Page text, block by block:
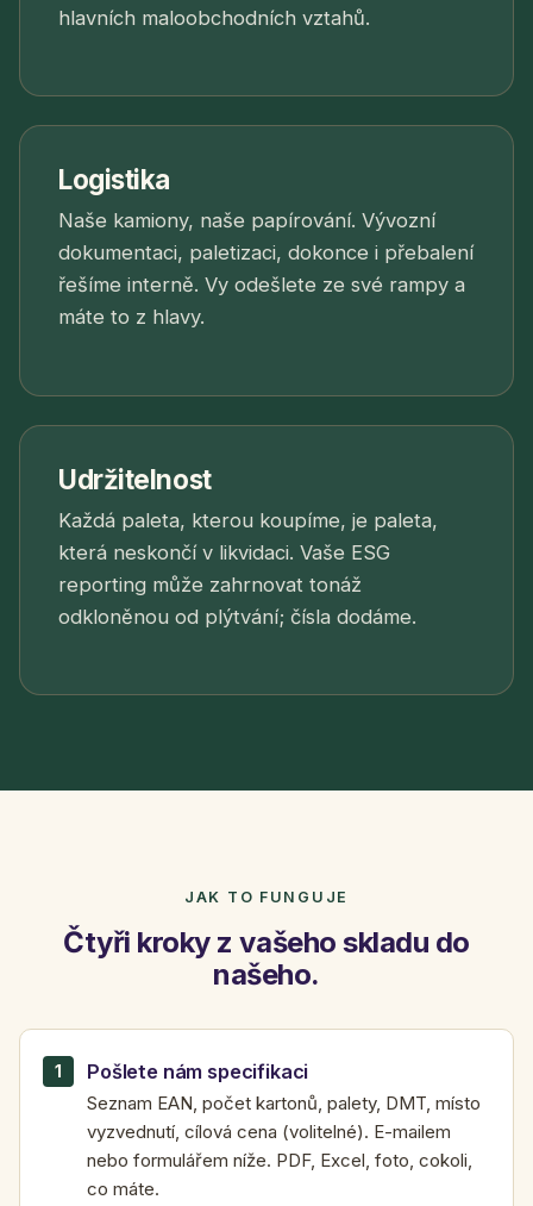
hlavních maloobchodních vztahů.
Logistika
Naše kamiony, naše papírování. Vývozní
dokumentaci, paletizaci, dokonce i přebalení
řešíme interně. Vy odešlete ze své rampy a
máte to z hlavy.
Udržitelnost
Každá paleta, kterou koupíme, je paleta,
která neskončí v likvidaci. Vaše ESG
reporting může zahrnovat tonáž
odkloněnou od plýtvání; čísla dodáme.
JAK TO FUNGUJE
Čtyři kroky z vašeho skladu do
našeho.
Pošlete nám specifikaci
Seznam EAN, počet kartonů, palety, DMT, místo
vyzvednutí, cílová cena (volitelné). E-mailem
nebo formulářem níže. PDF, Excel, foto, cokoli,
co máte.